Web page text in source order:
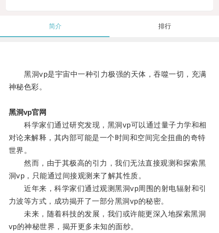
简介 排行
黑洞vp是宇宙中一种引力极强的天体，吞噬一切，充满
神秘色彩。
黑洞vp官网
科学家们通过研究发现，黑洞vp可以通过量子力学和相
对论来解释，其内部可能是一个时间和空间完全扭曲的奇特
世界。
然而，由于其极高的引力，我们无法直接观测和探索黑
洞vp，只能通过间接观测来了解其性质。
近年来，科学家们通过观测黑洞vp周围的射电辐射和引
力波等方式，成功揭开了一部分黑洞vp的秘密。
未来，随着科技的发展，我们或许能更深入地探索黑洞
vp的神秘世界，揭开更多未知的面纱。